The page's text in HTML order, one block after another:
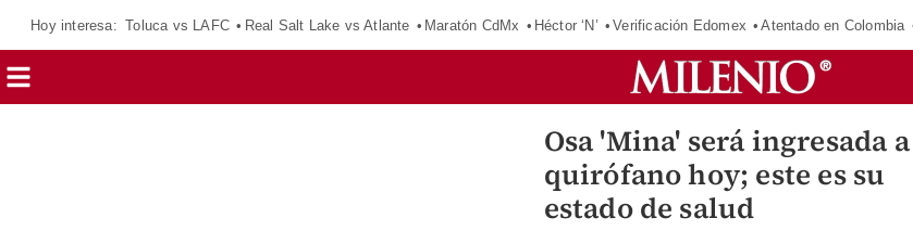
Hoy interesa: Toluca vs LAFC Real Salt Lake vs Atlante Maratón CdMx Héctor ‘N’ Verificación Edomex Atentado en Colombia
Osa 'Mina' será ingresada a
quirófano hoy; este es su
estado de salud